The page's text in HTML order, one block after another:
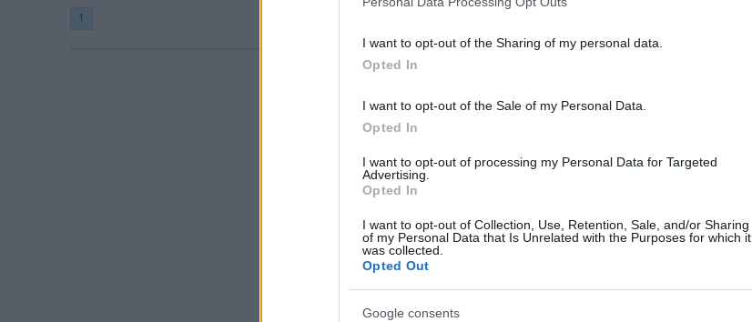
I want to opt-out of the Sharing of my personal data.
Opted In
I want to opt-out of the Sale of my Personal Data.
Opted In
I want to opt-out of processing my Personal Data for Targeted
Advertising.
Opted In
I want to opt-out of Collection, Use, Retention, Sale, and/or Sharing
of my Personal Data that Is Unrelated with the Purposes for which it
was collected.
Opted Out
Google consents
1